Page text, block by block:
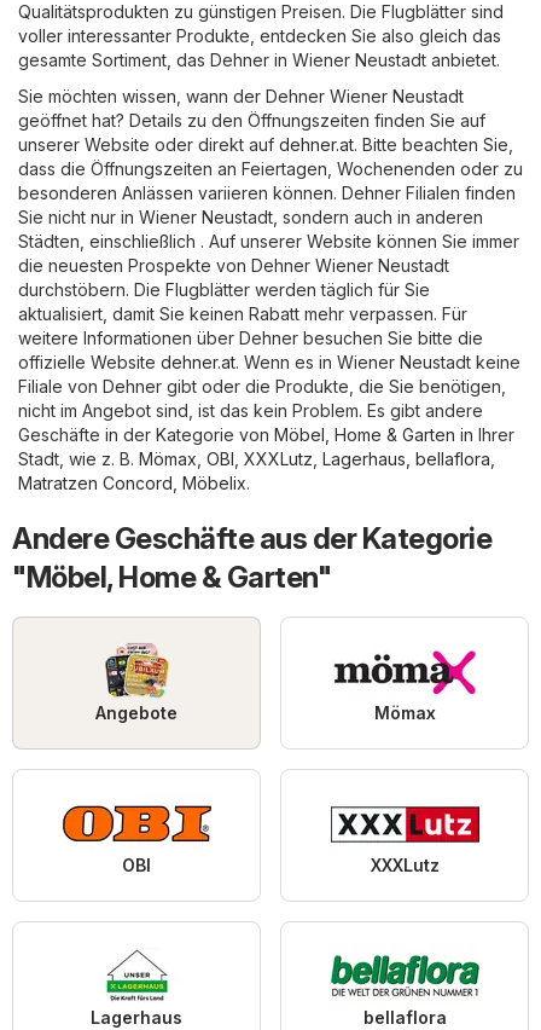
Qualitätsprodukten zu günstigen Preisen. Die Flugblätter sind
voller interessanter Produkte, entdecken Sie also gleich das
gesamte Sortiment, das Dehner in Wiener Neustadt anbietet.
Sie möchten wissen, wann der Dehner Wiener Neustadt
geöffnet hat? Details zu den Öffnungszeiten finden Sie auf
unserer Website oder direkt auf dehner.at. Bitte beachten Sie,
dass die Öffnungszeiten an Feiertagen, Wochenenden oder zu
besonderen Anlässen variieren können. Dehner Filialen finden
Sie nicht nur in Wiener Neustadt, sondern auch in anderen
Städten, einschließlich . Auf unserer Website können Sie immer
die neuesten Prospekte von Dehner Wiener Neustadt
durchstöbern. Die Flugblätter werden täglich für Sie
aktualisiert, damit Sie keinen Rabatt mehr verpassen. Für
weitere Informationen über Dehner besuchen Sie bitte die
offizielle Website dehner.at. Wenn es in Wiener Neustadt keine
Filiale von Dehner gibt oder die Produkte, die Sie benötigen,
nicht im Angebot sind, ist das kein Problem. Es gibt andere
Geschäfte in der Kategorie von Möbel, Home & Garten in Ihrer
Stadt, wie z. B. Mömax OBI XXXLutz Lagerhaus bellaflora
Matratzen Concord Möbelix.
Andere Geschäfte aus der Kategorie
"Möbel, Home & Garten"
Angebote Mömax
OBI XXXLutz
Lagerhaus bellaflora